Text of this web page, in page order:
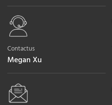
Contactus
Megan Xu